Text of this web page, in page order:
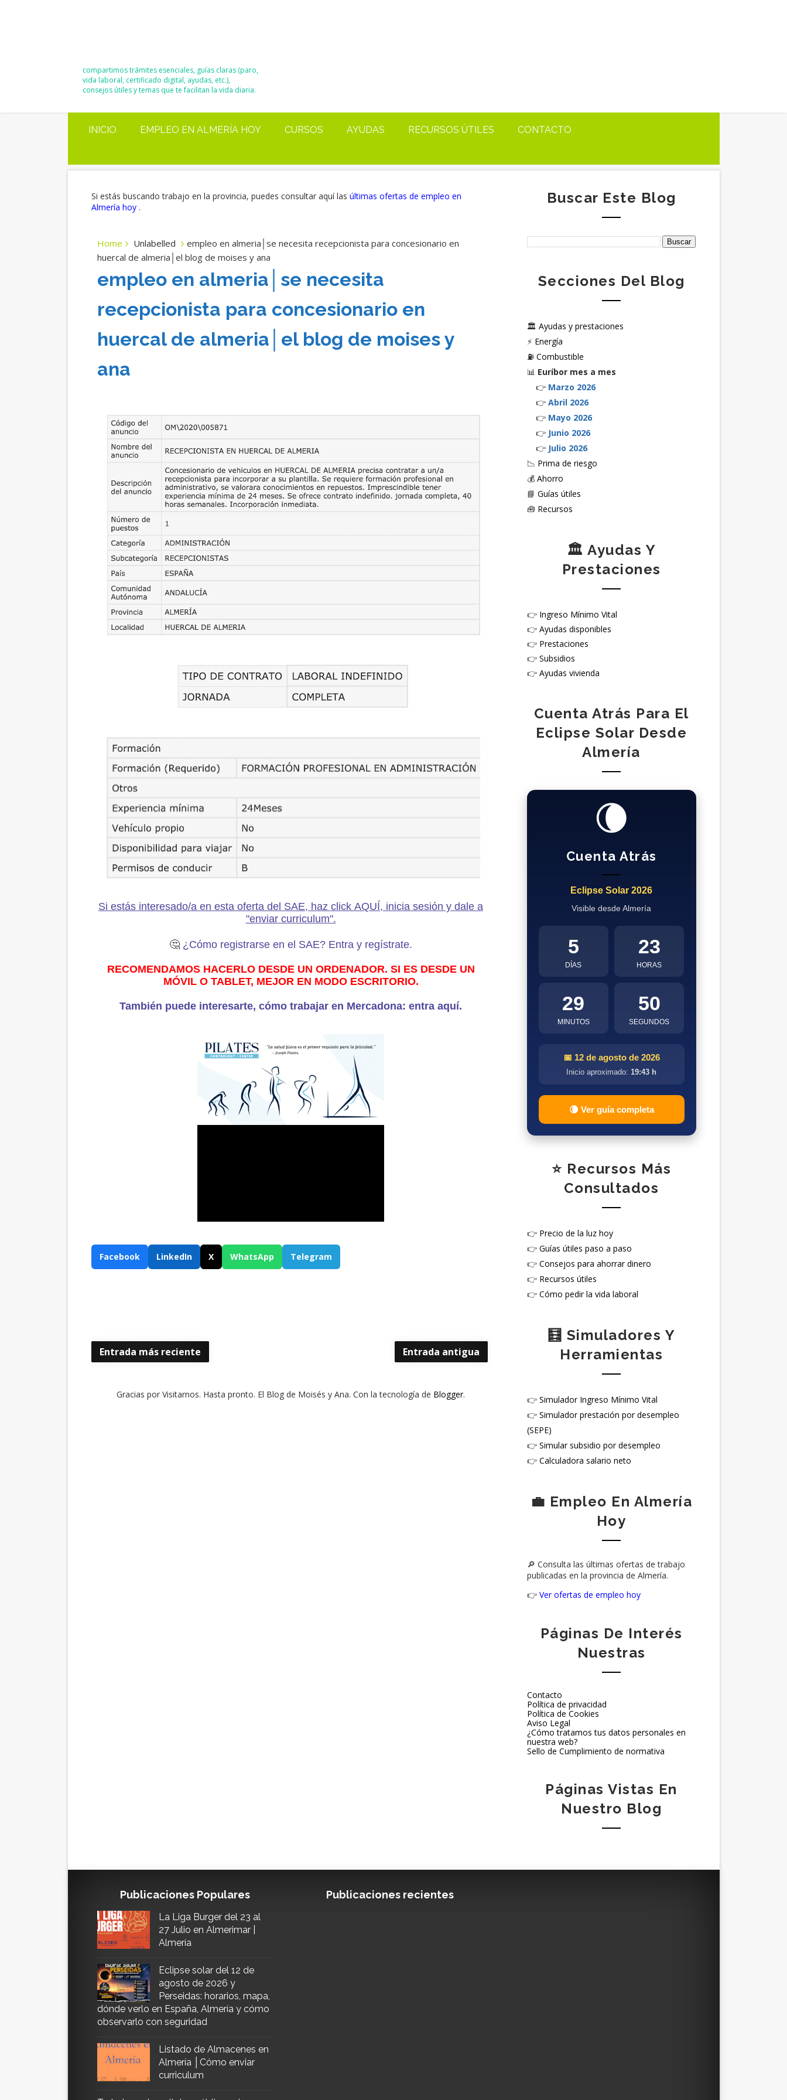
compartimos trámites esenciales, guías claras (paro,
vida laboral, certificado digital, ayudas, etc.),
consejos útiles y temas que te facilitan la vida diaria.
INICIO EMPLEO EN ALMERÍA HOY CURSOS AYUDAS RECURSOS ÚTILES CONTACTO
Si estás buscando trabajo en la provincia, puedes consultar aquí las últimas ofertas de empleo en
Almería hoy .
Home Unlabelled
empleo en almeria│se necesita recepcionista para concesionario en
huercal de almeria│el blog de moises y ana
empleo en almeria│se necesita
recepcionista para concesionario en
huercal de almeria│el blog de moises y
ana
Si estás interesado/a en esta oferta del SAE, haz click AQUÍ, inicia sesión y dale a
"enviar curriculum".
🤔 ¿Cómo registrarse en el SAE? Entra y regístrate.
RECOMENDAMOS HACERLO DESDE UN ORDENADOR. SI ES DESDE UN
MÓVIL O TABLET, MEJOR EN MODO ESCRITORIO.
También puede interesarte, cómo trabajar en Mercadona: entra aquí.
Facebook LinkedIn X WhatsApp Telegram
Entrada más reciente Entrada antigua
Gracias por Visitarnos. Hasta pronto. El Blog de Moisés y Ana. Con la tecnología de Blogger.
Buscar Este Blog
Secciones Del Blog
🏛️ Ayudas y prestaciones
⚡ Energía
⛽ Combustible
📊 Euríbor mes a mes
👉 Marzo 2026
👉 Abril 2026
👉 Mayo 2026
👉 Junio 2026
👉 Julio 2026
📉 Prima de riesgo
💰 Ahorro
📘 Guías útiles
🧰 Recursos
🏛️ Ayudas Y
Prestaciones
👉 Ingreso Mínimo Vital
👉 Ayudas disponibles
👉 Prestaciones
👉 Subsidios
👉 Ayudas vivienda
Cuenta Atrás Para El
Eclipse Solar Desde
Almería
🌘
Cuenta Atrás
Eclipse Solar 2026
Visible desde Almería
5
DÍAS
23
HORAS
29
MINUTOS
50
SEGUNDOS
📅 12 de agosto de 2026
Inicio aproximado:19:43 h
🌘 Ver guía completa
⭐ Recursos Más
Consultados
👉 Precio de la luz hoy
👉 Guías útiles paso a paso
👉 Consejos para ahorrar dinero
👉 Recursos útiles
👉 Cómo pedir la vida laboral
🧮 Simuladores Y
Herramientas
👉 Simulador Ingreso Mínimo Vital
👉 Simulador prestación por desempleo
(SEPE)
👉 Simular subsidio por desempleo
👉 Calculadora salario neto
💼 Empleo En Almería
Hoy
🔎 Consulta las últimas ofertas de trabajo
publicadas en la provincia de Almería.
👉 Ver ofertas de empleo hoy
Páginas De Interés
Nuestras
Contacto
Política de privacidad
Política de Cookies
Aviso Legal
¿Cómo tratamos tus datos personales en
nuestra web?
Sello de Cumplimiento de normativa
Páginas Vistas En
Nuestro Blog
Publicaciones Populares
La Liga Burger del 23 al
27 Julio en Almerimar |
Almería
Eclipse solar del 12 de
agosto de 2026 y
Perseidas: horarios, mapa,
dónde verlo en España, Almería y cómo
observarlo con seguridad
Listado de Almacenes en
Almería │Cómo enviar
curriculum
Publicaciones recientes